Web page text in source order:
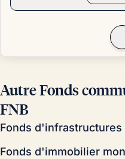
Autre Fonds
FNB
Fonds
Fonds d'immobilier